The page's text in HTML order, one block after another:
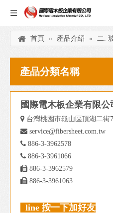
首頁 » 產品介紹 » 二.
產品分類名稱
國際電木板企業有限公
 台灣桃園市龜山區頂湖二街
 service@fibersheet.com.tw
 886-3-3962578
 886-3-3961066
 886-3-3962579
 886-3-3961063
line 按一下加好友